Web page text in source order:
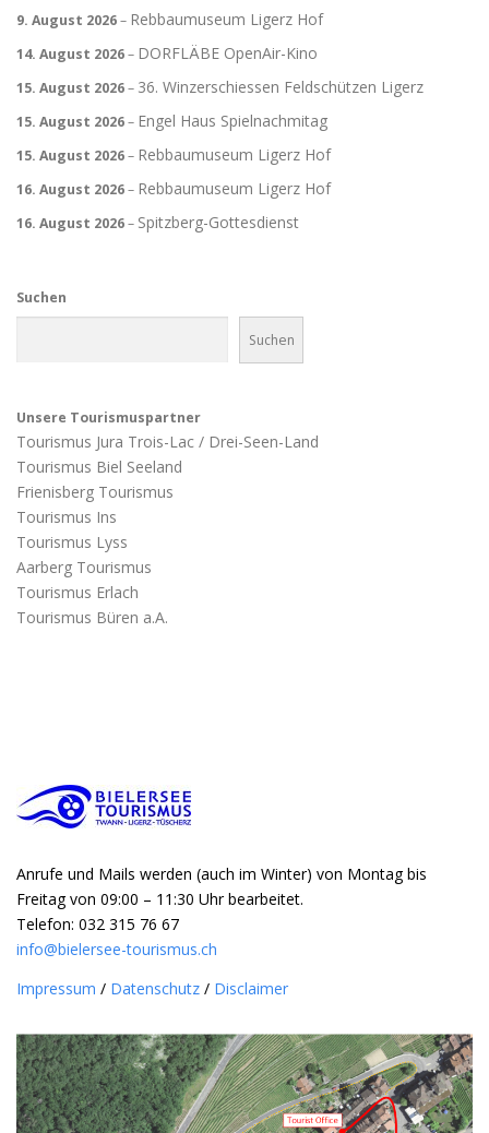
9. August 2026– Rebbaumuseum Ligerz Hof
14. August 2026– DORFLÄBE OpenAir-Kino
15. August 2026– 36. Winzerschiessen Feldschützen Ligerz
15. August 2026– Engel Haus Spielnachmitag
15. August 2026– Rebbaumuseum Ligerz Hof
16. August 2026– Rebbaumuseum Ligerz Hof
16. August 2026– Spitzberg-Gottesdienst
Suchen
Suchen
Unsere Tourismuspartner
Tourismus Jura Trois-Lac / Drei-Seen-Land
Tourismus Biel Seeland
Frienisberg Tourismus
Tourismus Ins
Tourismus Lyss
Aarberg Tourismus
Tourismus Erlach
Tourismus Büren a.A.
Anrufe und Mails werden (auch im Winter) von Montag bis
Freitag von 09:00 – 11:30 Uhr bearbeitet.
Telefon: 032 315 76 67
info@bielersee-tourismus.ch
Impressum / Datenschutz / Disclaimer